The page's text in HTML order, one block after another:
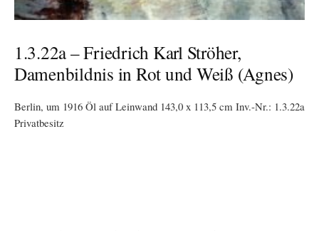
1.3.22a – Friedrich Karl Ströher,
Damenbildnis in Rot und Weiß (Agnes)
Berlin, um 1916 Öl auf Leinwand 143,0 x 113,5 cm Inv.-Nr.: 1.3.22a
Privatbesitz